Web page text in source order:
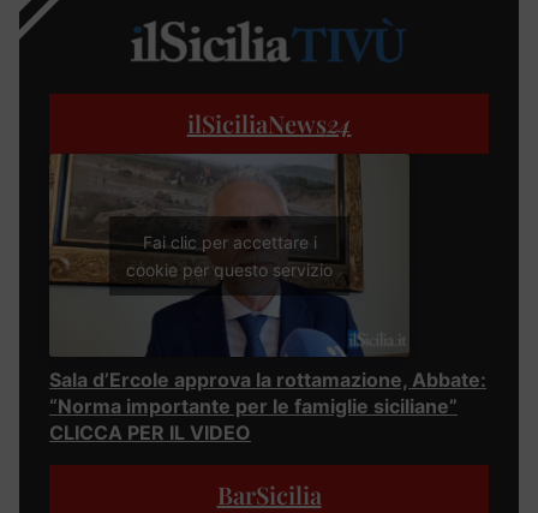
ilSiciliaNews24
Fai clic per accettare i
cookie per questo servizio
Sala d’Ercole approva la rottamazione, Abbate:
“Norma importante per le famiglie siciliane”
CLICCA PER IL VIDEO
BarSicilia